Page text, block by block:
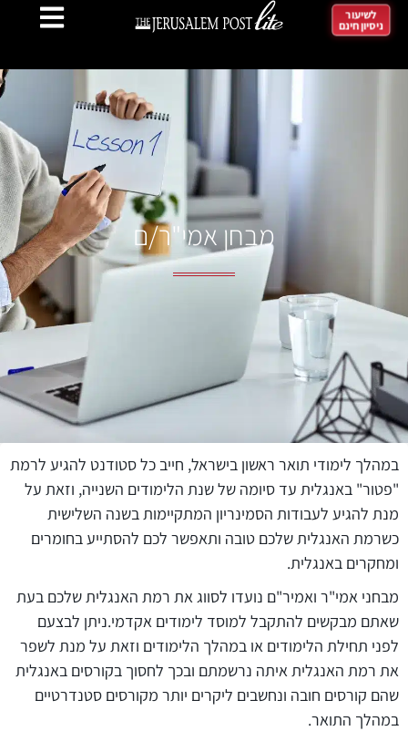
לשיעור
ניסיון חינם
מבחן אמי"ר/ם
במהלך לימודי תואר ראשון בישראל, חייב כל סטודנט להגיע לרמת
"פטור" באנגלית עד סיומה של שנת הלימודים השנייה, וזאת על
מנת להגיע לעבודות הסמינריון המתקיימות בשנה השלישית
כשרמת האנגלית שלכם טובה ותאפשר לכם להסתייע בחומרים
ומחקרים באנגלית.
מבחני אמי"ר ואמיר"ם נועדו לסווג את רמת האנגלית שלכם בעת
שאתם מבקשים להתקבל למוסד לימודים אקדמי.ניתן לבצעם
לפני תחילת הלימודים או במהלך הלימודים וזאת על מנת לשפר
את רמת האנגלית איתה נרשמתם ובכך לחסוך בקורסים באנגלית
שהם קורסים חובה ונחשבים ליקרים יותר מקורסים סטנדרטיים
במהלך התואר.